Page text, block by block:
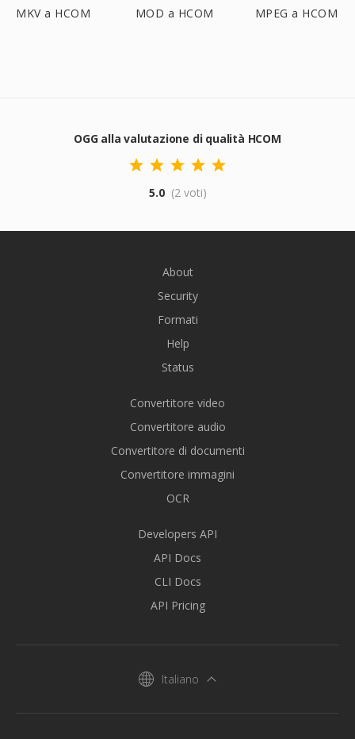
MKV a HCOM MOD a HCOM MPEG a HCOM
OGG alla valutazione di qualità HCOM
5.0 (2 voti)
About
Security
Formati
Help
Status
Convertitore video
Convertitore audio
Convertitore di documenti
Convertitore immagini
OCR
Developers API
API Docs
CLI Docs
API Pricing
Italiano